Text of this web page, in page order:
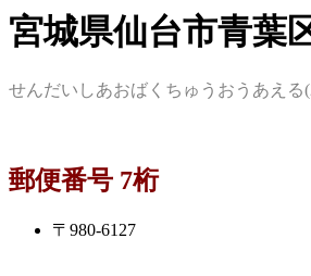
宮城県仙台市青葉
せんだいしあおばくちゅうおうあえる
郵便番号 7桁
〒980-6127